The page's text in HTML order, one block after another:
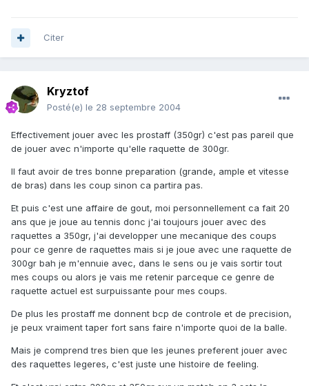
Citer
Kryztof
Posté(e) le 28 septembre 2004
Effectivement jouer avec les prostaff (350gr) c'est pas pareil que
de jouer avec n'importe qu'elle raquette de 300gr.
Il faut avoir de tres bonne preparation (grande, ample et vitesse
de bras) dans les coup sinon ca partira pas.
Et puis c'est une affaire de gout, moi personnellement ca fait 20
ans que je joue au tennis donc j'ai toujours jouer avec des
raquettes a 350gr, j'ai developper une mecanique des coups
pour ce genre de raquettes mais si je joue avec une raquette de
300gr bah je m'ennuie avec, dans le sens ou je vais sortir tout
mes coups ou alors je vais me retenir parceque ce genre de
raquette actuel est surpuissante pour mes coups.
De plus les prostaff me donnent bcp de controle et de precision,
je peux vraiment taper fort sans faire n'importe quoi de la balle.
Mais je comprend tres bien que les jeunes preferent jouer avec
des raquettes legeres, c'est juste une histoire de feeling.